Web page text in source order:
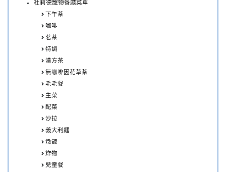
杜莉德寵物餐廳菜單
下午茶
咖啡
茗茶
特調
漢方茶
無咖啡因花草茶
毛毛餐
主菜
配菜
沙拉
義大利麵
燉飯
炸物
兒童餐